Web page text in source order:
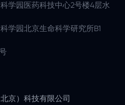
学园医药科技中心2号楼4层水
学园北京生命科学研究所B1
京）科技有限公司